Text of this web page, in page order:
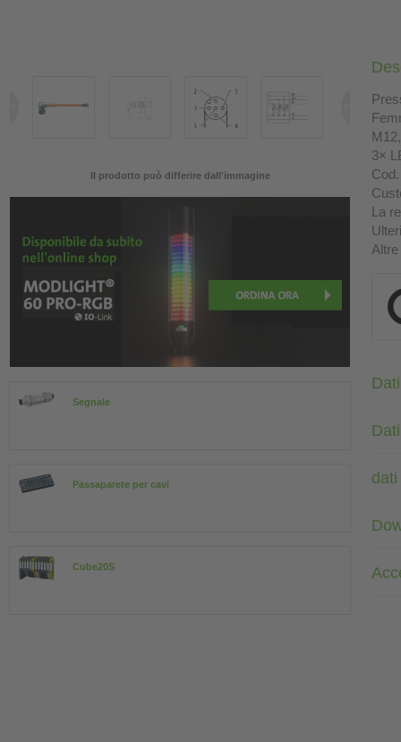
Il prodotto può differire dall'immagine
Segnale
Passaparete per cavi
Cube20S
3×
La